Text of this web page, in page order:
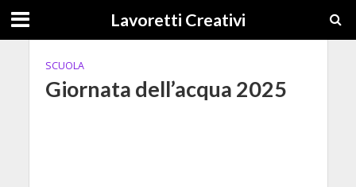
Lavoretti Creativi
SCUOLA
Giornata dell’acqua 2025